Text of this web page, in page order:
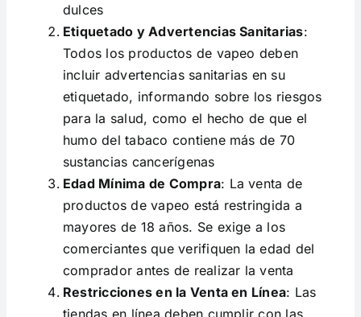
dulces​
Etiquetado y Advertencias Sanitarias:
Todos los productos de vapeo deben
incluir advertencias sanitarias en su
etiquetado, informando sobre los riesgos
para la salud, como el hecho de que el
humo del tabaco contiene más de 70
sustancias cancerígenas​
Edad Mínima de Compra: La venta de
productos de vapeo está restringida a
mayores de 18 años. Se exige a los
comerciantes que verifiquen la edad del
comprador antes de realizar la venta​
Restricciones en la Venta en Línea: Las
tiendas en línea deben cumplir con las